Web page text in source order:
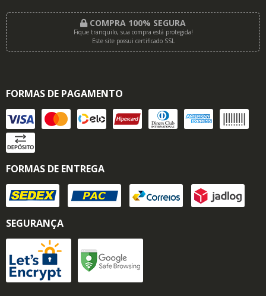
COMPRA 100% SEGURA
Fique tranquilo, sua compra está protegida!
Este site possui certificado SSL
FORMAS DE PAGAMENTO
FORMAS DE ENTREGA
SEGURANÇA